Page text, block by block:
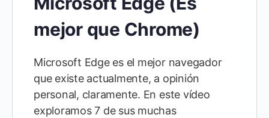
mejor que Chrome)
Microsoft Edge es el mejor navegador
que existe actualmente, a opinión
personal, claramente. En este vídeo
exploramos 7 de sus muchas